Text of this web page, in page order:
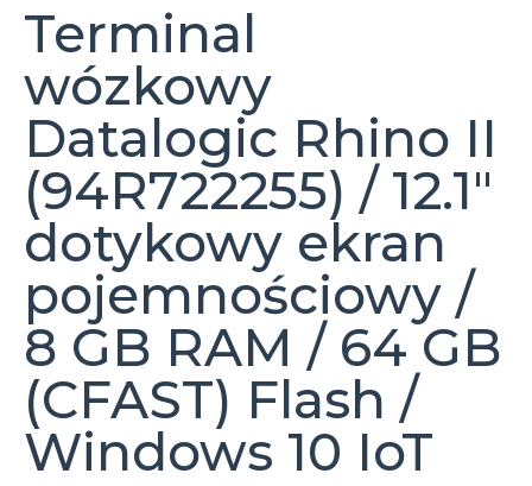
Terminal
wózkowy
Datalogic Rhino II
(94R722255) / 12.1″
dotykowy ekran
pojemnościowy /
8 GB RAM / 64 GB
(CFAST) Flash /
Windows 10 IoT